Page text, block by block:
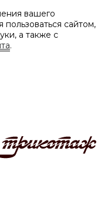
вашего
сайтом,
а также с
.